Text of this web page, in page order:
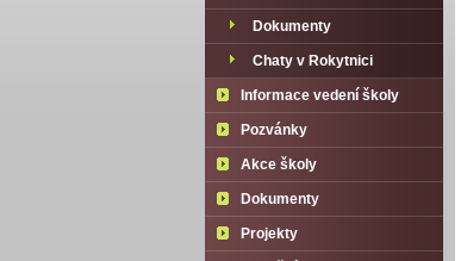
Dokumenty
Chaty v Rokytnici
Informace vedení školy
Pozvánky
Akce školy
Dokumenty
Projekty